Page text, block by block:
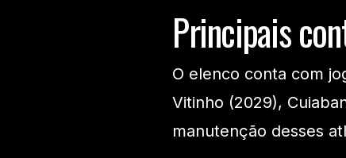
Principais
O elenco conta com
Vitinho (2029),
manutenção desses